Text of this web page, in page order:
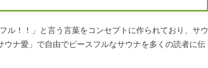
ル！！」と言う言葉をコンセプトに作られており、サウ
ナ愛」で自由でピースフルなサウナを多くの読者に伝